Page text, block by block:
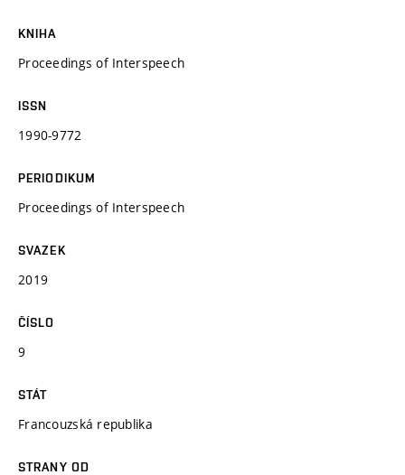
KNIHA
Proceedings of Interspeech
ISSN
1990-9772
PERIODIKUM
Proceedings of Interspeech
SVAZEK
2019
ČÍSLO
9
STÁT
Francouzská republika
STRANY OD